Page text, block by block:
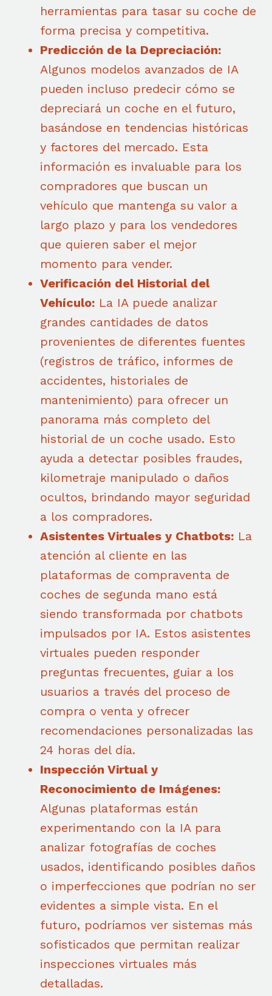
herramientas para tasar su coche de
forma precisa y competitiva.
Predicción de la Depreciación:
Algunos modelos avanzados de IA
pueden incluso predecir cómo se
depreciará un coche en el futuro,
basándose en tendencias históricas
y factores del mercado. Esta
información es invaluable para los
compradores que buscan un
vehículo que mantenga su valor a
largo plazo y para los vendedores
que quieren saber el mejor
momento para vender.
Verificación del Historial del
Vehículo:La IA puede analizar
grandes cantidades de datos
provenientes de diferentes fuentes
(registros de tráfico, informes de
accidentes, historiales de
mantenimiento) para ofrecer un
panorama más completo del
historial de un coche usado. Esto
ayuda a detectar posibles fraudes,
kilometraje manipulado o daños
ocultos, brindando mayor seguridad
a los compradores.
Asistentes Virtuales y Chatbots:La
atención al cliente en las
plataformas de compraventa de
coches de segunda mano está
siendo transformada por chatbots
impulsados por IA. Estos asistentes
virtuales pueden responder
preguntas frecuentes, guiar a los
usuarios a través del proceso de
compra o venta y ofrecer
recomendaciones personalizadas las
24 horas del día.
Inspección Virtual y
Reconocimiento de Imágenes:
Algunas plataformas están
experimentando con la IA para
analizar fotografías de coches
usados, identificando posibles daños
o imperfecciones que podrían no ser
evidentes a simple vista. En el
futuro, podríamos ver sistemas más
sofisticados que permitan realizar
inspecciones virtuales más
detalladas.